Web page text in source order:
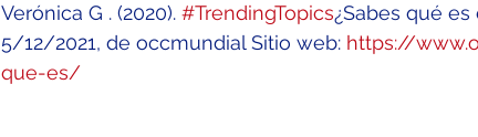
Verónica G . (2020). #TrendingTopics¿Sabes qué
5/12/2021, de occmundial Sitio web: https://
que-es/